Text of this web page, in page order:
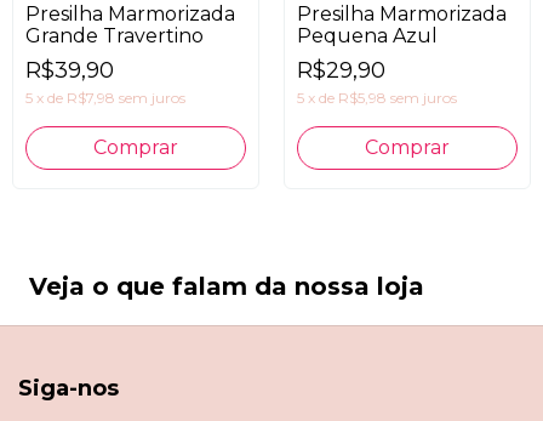
Presilha Marmorizada
Grande Travertino
R$39,90
5 x de R$7,98 sem juros
Presilha Marmorizada
Pequena Azul
R$29,90
5 x de R$5,98 sem juros
Veja o que falam da nossa loja
Siga-nos